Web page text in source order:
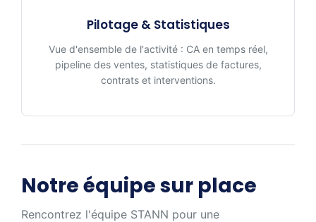
Pilotage & Statistiques
Vue d'ensemble de l'activité : CA en temps réel,
pipeline des ventes, statistiques de factures,
contrats et interventions.
Notre équipe sur place
Rencontrez l'équipe STANN pour une